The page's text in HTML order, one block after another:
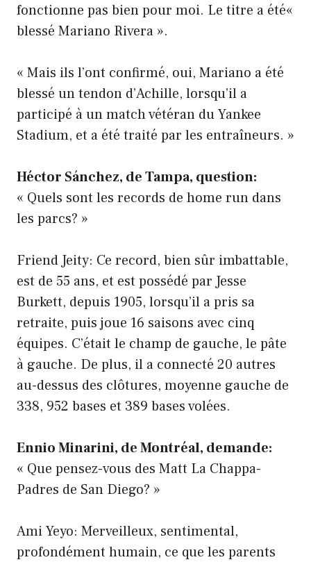
fonctionne pas bien pour moi. Le titre a été«
blessé Mariano Rivera ».
« Mais ils l’ont confirmé, oui, Mariano a été
blessé un tendon d’Achille, lorsqu’il a
participé à un match vétéran du Yankee
Stadium, et a été traité par les entraîneurs. »
Héctor Sánchez, de Tampa, question:
« Quels sont les records de home run dans
les parcs? »
Friend Jeity: Ce record, bien sûr imbattable,
est de 55 ans, et est possédé par Jesse
Burkett, depuis 1905, lorsqu’il a pris sa
retraite, puis joue 16 saisons avec cinq
équipes. C’était le champ de gauche, le pâte
à gauche. De plus, il a connecté 20 autres
au-dessus des clôtures, moyenne gauche de
338, 952 bases et 389 bases volées.
Ennio Minarini, de Montréal, demande:
« Que pensez-vous des Matt La Chappa-
Padres de San Diego? »
Ami Yeyo: Merveilleux, sentimental,
profondément humain, ce que les parents